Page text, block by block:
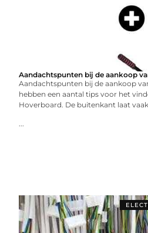
Aandachtspunten bij de aankoop
Aandachtspunten bij de aankoop
hebben een aantal tips voor het
Hoverboard. De buitenkant laat
...